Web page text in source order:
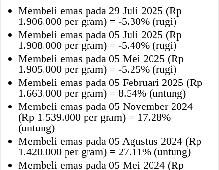
Membeli emas pada 29 Juli 2025 (Rp
1.906.000 per gram) = -5.30% (rugi)
Membeli emas pada 05 Juli 2025 (Rp
1.908.000 per gram) = -5.40% (rugi)
Membeli emas pada 05 Mei 2025 (Rp
1.905.000 per gram) = -5.25% (rugi)
Membeli emas pada 05 Februari 2025 (Rp
1.663.000 per gram) = 8.54% (untung)
Membeli emas pada 05 November 2024
(Rp 1.539.000 per gram) = 17.28%
(untung)
Membeli emas pada 05 Agustus 2024 (Rp
1.420.000 per gram) = 27.11% (untung)
Membeli emas pada 05 Mei 2024 (Rp